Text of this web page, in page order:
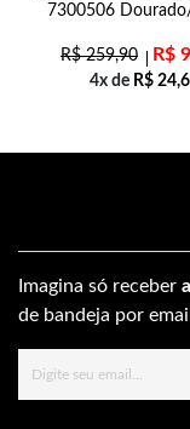
7300506
R$259,90 R$
4x de R$
Imagina só receber
de bandeja por